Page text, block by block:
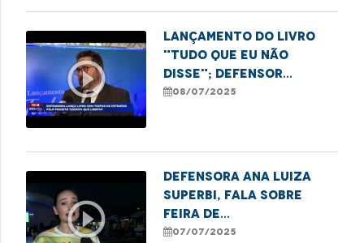
play_circle_outline
Lançamento do livro
"Tudo que eu não
disse"; defensor
Gabriel Furtado
mulheres que cumprem
08/07/2025
play_circle_outline
Defensora Ana Luiza
Superbi, fala sobre
feira de
empreendedorismo
07/07/2025